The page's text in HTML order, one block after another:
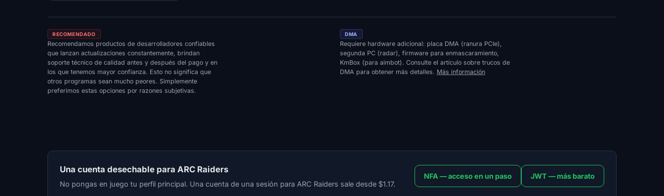
RECOMENDADO
Recomendamos productos de desarrolladores confiables
que lanzan actualizaciones constantemente, brindan
soporte técnico de calidad antes y después del pago y en
los que tenemos mayor confianza. Esto no significa que
otros programas sean mucho peores. Simplemente
preferimos estas opciones por razones subjetivas.
DMA
Requiere hardware adicional: placa DMA (ranura PCIe),
segunda PC (radar), firmware para enmascaramiento,
KmBox (para aimbot). Consulte el artículo sobre trucos de
DMA para obtener más detalles. Más información
Una cuenta desechable para ARC Raiders
No pongas en juego tu perfil principal. Una cuenta de una sesión para ARC Raiders sale desde $1.17.
NFA — acceso en un paso JWT — más barato